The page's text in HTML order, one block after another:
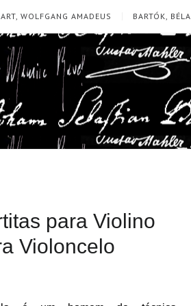
WOLFGANG AMADEUS BARTÓK, BÉLA
para Violino
Violoncelo